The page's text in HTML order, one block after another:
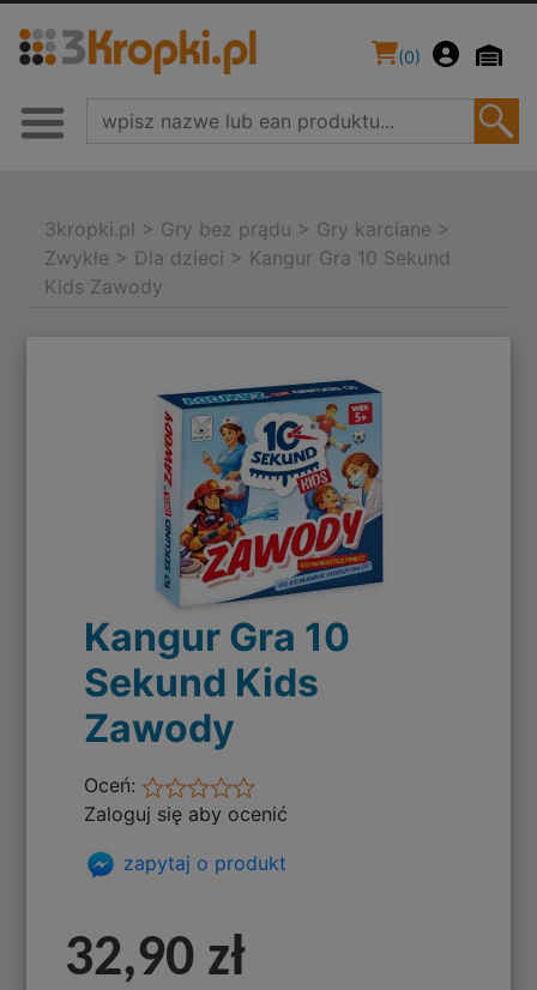
(0)
3kropki.pl > Gry bez prądu > Gry karciane >
Zwykłe > Dla dzieci > Kangur Gra 10 Sekund
Kids Zawody
Kangur Gra 10
Sekund Kids
Zawody
Oceń:
Zaloguj się aby ocenić
zapytaj o produkt
32,90 zł